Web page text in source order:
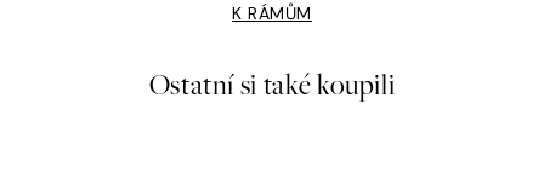
K RÁMŮM
Ostatní si také koupili